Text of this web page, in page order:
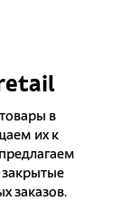
в
их к
закрытые
заказов.